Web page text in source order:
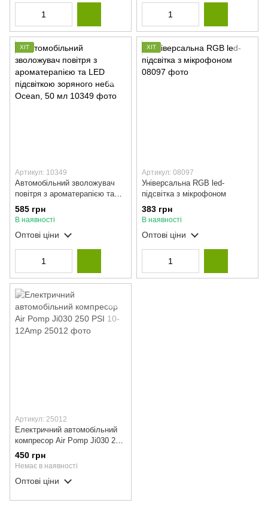
ХІТ
Артикул: 10349
Автомобільний зволожувач
повітря з ароматерапією та
LED підсвіткою зоряного неба
Ocean, 50 мл
585 грн
В наявності
Оптові ціни
ХІТ
Артикул: 08097
Універсальна RGB led-
підсвітка з мікрофоном
383 грн
В наявності
Оптові ціни
Артикул: 25012
Електричний автомобільний
компресор Air Pomp Ji030 250
PSI 10-12Amp
450 грн
Немає в наявності
Оптові ціни